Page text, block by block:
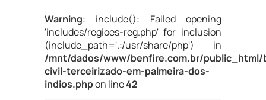
Warning: include(): Failed opening
'includes/regioes-reg.php' for inclusion
(include_path='.:/usr/share/php') in
/mnt/dados/www/benfire.com.br/public_html/
civil-terceirizado-em-palmeira-dos-
indios.phpon line42